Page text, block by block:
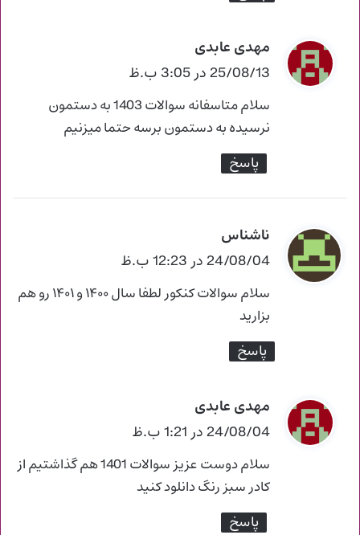
مهدی عابدی
ف
ت
:
25/08/13 در 3:05 ب.ظ
سلام متاسفانه سوالات 1403 به دستمون
نرسیده به دستمون برسه حتما میزنیم
پاسخ
ناشناس
ف
ت
24/08/04 در 12:23 ب.ظ
سلام سوالات کنکور لطفا سال ۱۴۰۰ و ۱۴۰۱ رو هم
بزارید
پاسخ
مهدی عابدی
ف
ت
:
24/08/04 در 1:21 ب.ظ
سلام دوست عزیز سوالات 1401 هم گذاشتیم از
کادر سبز رنگ دانلود کنید
پاسخ